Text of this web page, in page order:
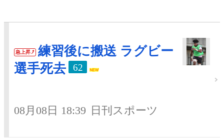
急上昇
練習後に搬送 ラグビー
選手死去
62
08月08日 18:39 日刊スポーツ